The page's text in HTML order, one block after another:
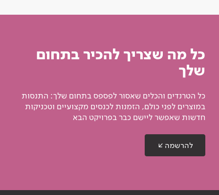
כל מה שצריך להכיר בתחום
שלך
כל הטרנדים והכלים שאסור לפספס בתחום שלך: התנסות
במוצרים לפני כולם, הזמנות לכנסים מקצועיים וטכניקות
חדשות שאפשר ליישם כבר בפרויקט הבא
להרשמה